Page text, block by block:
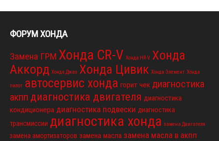
ФОРУМ ХОНДА
Замена ГРМ Хонда CR-V Хонда HR-V Хонда
Аккорд Хонда Джаз Хонда Цивик Хонда Элемент Хонда
пилот автосервис хонда горит чек диагностика
акпп диагностика двигателя диагностика
кондиционера диагностика подвески диагностика
трансмиссии диагностика хонда замена Двигателя
замена амортизаторов замена масла замена масла в акпп